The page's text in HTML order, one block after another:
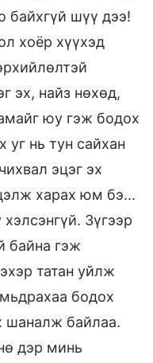
байхгүй шүү дээ!
хоёр хүүхэд
эх, найз нөхөд,
юу гэж бодох
уг нь тун сайхан
эцэг эх
харах юм бэ...
Зүгээр
байна гэж
татан уйлж
бодох
шаналж байлаа.
дэр минь